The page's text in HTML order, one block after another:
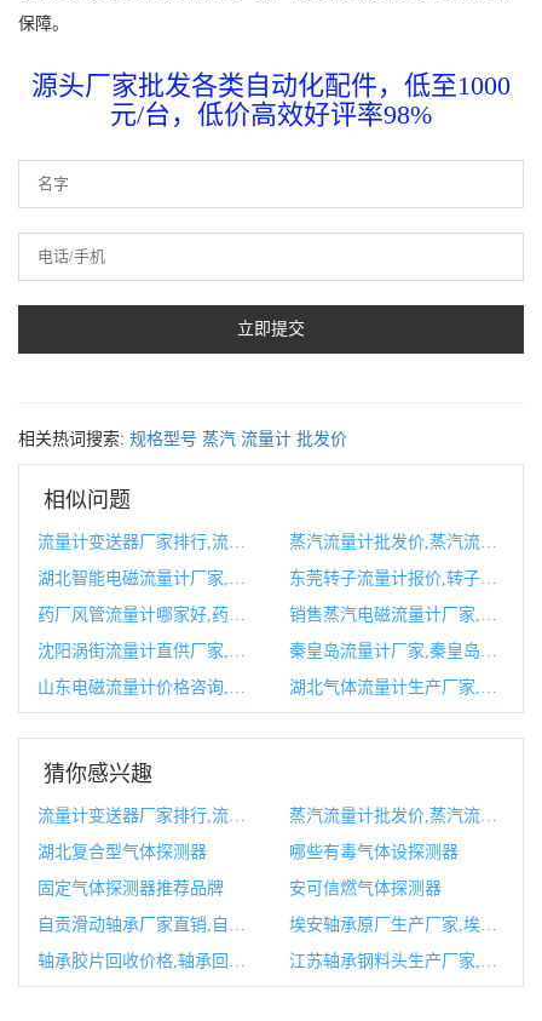
保障。
源头厂家批发各类自动化配件，低至1000
元/台，低价高效好评率98%
相关热词搜索: 规格型号 蒸汽 流量计 批发价
相似问题
蒸汽流量计批发价,蒸汽流量计规格型号
东莞转子流量计报价,转子流量计故障处理
猜你感兴趣
蒸汽流量计批发价,蒸汽流量计规格型号
湖北复合型气体探测器
哪些有毒气体设探测器
固定气体探测器推荐品牌
安可信燃气体探测器
埃安轴承原厂生产厂家,埃安轴承原厂生产厂家在哪里